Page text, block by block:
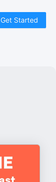
Get Started